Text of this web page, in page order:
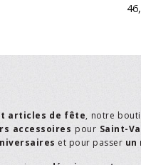
articles de fête, notre
accessoires pour Saint-
et pour passer un